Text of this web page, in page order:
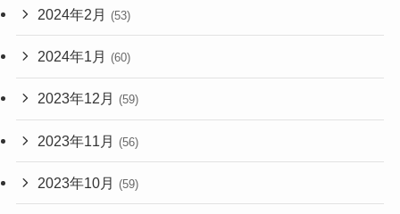
2024年2月 (53)
2024年1月 (60)
2023年12月 (59)
2023年11月 (56)
2023年10月 (59)